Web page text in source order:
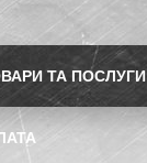
ТА ПОСЛУГИ